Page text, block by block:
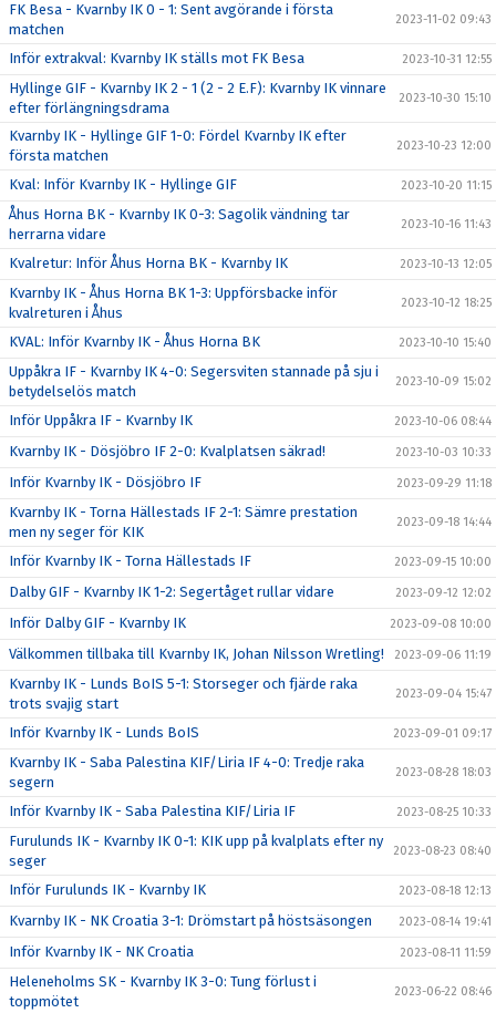
FK Besa - Kvarnby IK 0 - 1: Sent avgörande i första
matchen
2023-11-02 09:43
Inför extrakval: Kvarnby IK ställs mot FK Besa 2023-10-31 12:55
Hyllinge GIF - Kvarnby IK 2 - 1 (2 - 2 E.F): Kvarnby IK vinnare
efter förlängningsdrama
2023-10-30 15:10
Kvarnby IK - Hyllinge GIF 1-0: Fördel Kvarnby IK efter
första matchen
2023-10-23 12:00
Kval: Inför Kvarnby IK - Hyllinge GIF 2023-10-20 11:15
Åhus Horna BK - Kvarnby IK 0-3: Sagolik vändning tar
herrarna vidare
2023-10-16 11:43
Kvalretur: Inför Åhus Horna BK - Kvarnby IK 2023-10-13 12:05
Kvarnby IK - Åhus Horna BK 1-3: Uppförsbacke inför
kvalreturen i Åhus
2023-10-12 18:25
KVAL: Inför Kvarnby IK - Åhus Horna BK 2023-10-10 15:40
Uppåkra IF - Kvarnby IK 4-0: Segersviten stannade på sju i
betydelselös match
2023-10-09 15:02
Inför Uppåkra IF - Kvarnby IK 2023-10-06 08:44
Kvarnby IK - Dösjöbro IF 2-0: Kvalplatsen säkrad! 2023-10-03 10:33
Inför Kvarnby IK - Dösjöbro IF 2023-09-29 11:18
Kvarnby IK - Torna Hällestads IF 2-1: Sämre prestation
men ny seger för KIK
2023-09-18 14:44
Inför Kvarnby IK - Torna Hällestads IF 2023-09-15 10:00
Dalby GIF - Kvarnby IK 1-2: Segertåget rullar vidare 2023-09-12 12:02
Inför Dalby GIF - Kvarnby IK 2023-09-08 10:00
Välkommen tillbaka till Kvarnby IK, Johan Nilsson Wretling! 2023-09-06 11:19
Kvarnby IK - Lunds BoIS 5-1: Storseger och fjärde raka
trots svajig start
2023-09-04 15:47
Inför Kvarnby IK - Lunds BoIS 2023-09-01 09:17
Kvarnby IK - Saba Palestina KIF/Liria IF 4-0: Tredje raka
segern
2023-08-28 18:03
Inför Kvarnby IK - Saba Palestina KIF/Liria IF 2023-08-25 10:33
Furulunds IK - Kvarnby IK 0-1: KIK upp på kvalplats efter ny
seger
2023-08-23 08:40
Inför Furulunds IK - Kvarnby IK 2023-08-18 12:13
Kvarnby IK - NK Croatia 3-1: Drömstart på höstsäsongen 2023-08-14 19:41
Inför Kvarnby IK - NK Croatia 2023-08-11 11:59
Heleneholms SK - Kvarnby IK 3-0: Tung förlust i
toppmötet
2023-06-22 08:46